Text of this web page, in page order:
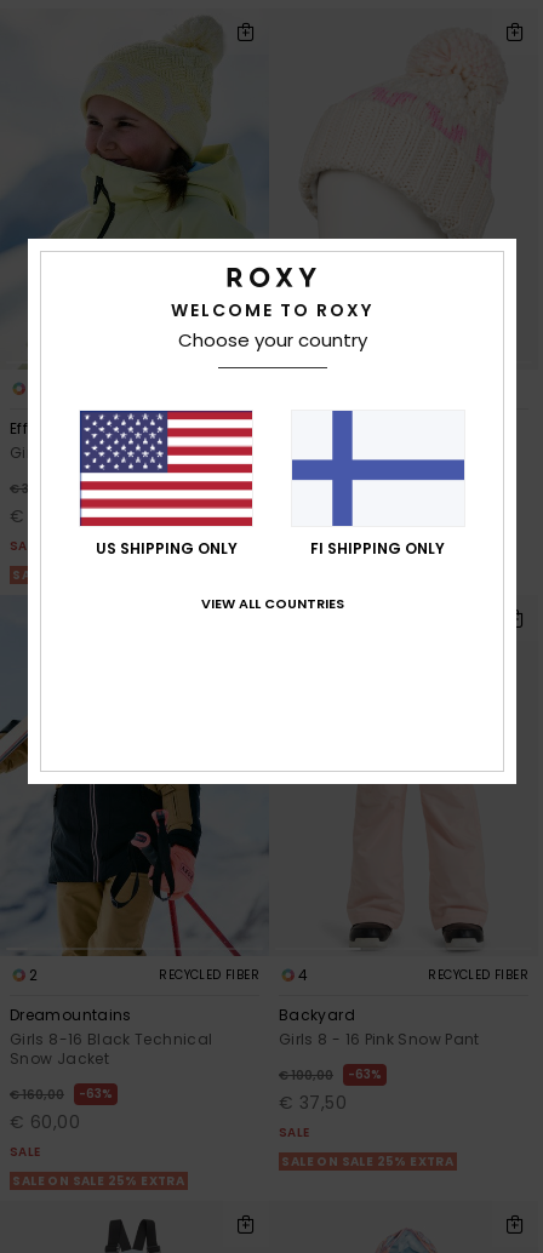
Effie
Girls Yellow Beanie
€ 35,00 63%
€ 13,12
SALE
SALE ON SALE 25% EXTRA
2 RECYCLED FIBER
Dreamountains
Girls 8-16 Black Technical
Snow Jacket
€ 160,00 63%
€ 60,00
SALE
SALE ON SALE 25% EXTRA
4 RECYCLED FIBER
Backyard
Girls 8 - 16 Pink Snow Pant
€ 100,00 63%
€ 37,50
SALE
SALE ON SALE 25% EXTRA
WELCOME TO ROXY
Choose your country
US SHIPPING ONLY FI SHIPPING ONLY
VIEW ALL COUNTRIES